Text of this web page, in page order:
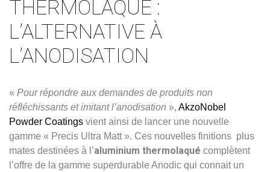
THERMOLAQUÉ :
L’ALTERNATIVE À
L’ANODISATION
« Pour répondre aux demandes de produits non
réfléchissants et imitant l’anodisation », AkzoNobel
Powder Coatings vient ainsi de lancer une nouvelle
gamme « Precis Ultra Matt ». Ces nouvelles finitions plus
mates destinées à l’aluminium thermolaqué complètent
l’offre de la gamme superdurable Anodic qui connait un